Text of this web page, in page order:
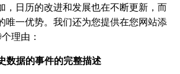
，日历的改进和发展也在不断更新，而
唯一优势。我们还为您提供在您网站添
理由：
数据的事件的完整描述